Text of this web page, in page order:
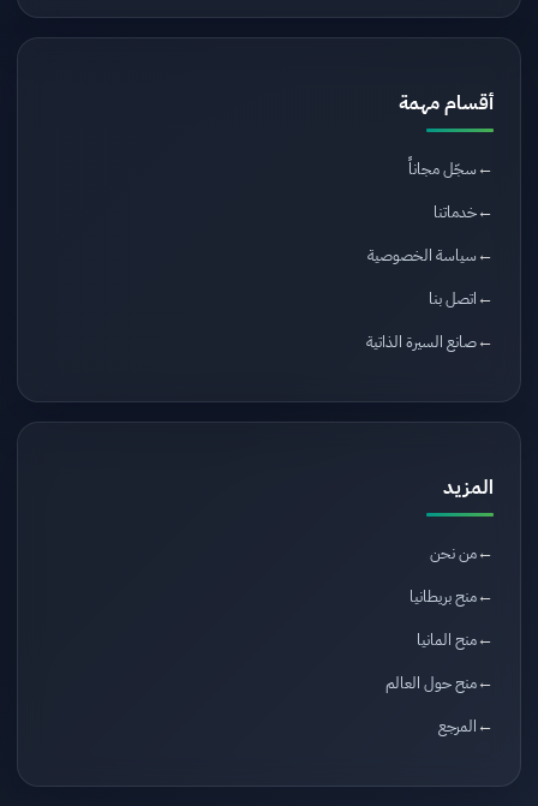
أقسام مهمة
سجّل مجاناً
خدماتنا
سياسة الخصوصية
اتصل بنا
صانع السيرة الذاتية
المزيد
من نحن
منح بريطانيا
منح المانيا
منح حول العالم
المرجع